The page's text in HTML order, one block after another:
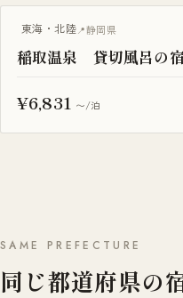
一棟貸し
東海・北陸 静岡県
稲取温泉 貸切風呂の
¥6,831 〜/泊
SAME PREFECTURE
同じ都道府県の